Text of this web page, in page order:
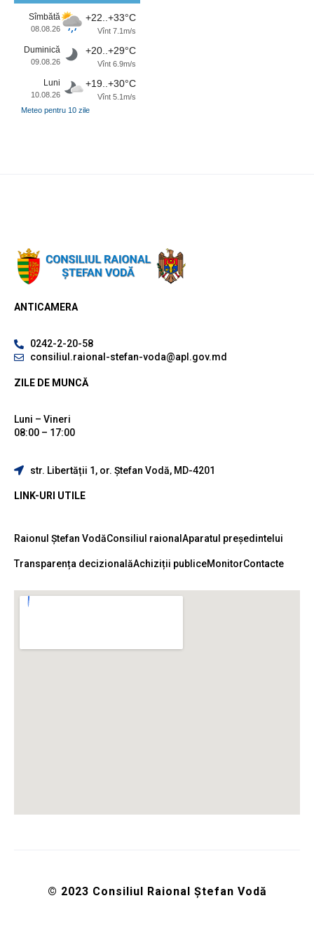
Sîmbătă
08.08.26
+22..+33°C
Vînt 7.1m/s
Duminică
09.08.26
+20..+29°C
Vînt 6.9m/s
Luni
10.08.26
+19..+30°C
Vînt 5.1m/s
Meteo pentru 10 zile
ANTICAMERA
0242-2-20-58
consiliul.raional-stefan-voda@apl.gov.md
ZILE DE MUNCĂ
Luni – Vineri
08:00 – 17:00
str. Libertății 1, or. Ștefan Vodă, MD-4201
LINK-URI UTILE
Raionul Ștefan VodăConsiliul raional Aparatul președintelui
Transparența decizionalăAchiziții publiceMonitorContacte
© 2023 Consiliul Raional Ștefan Vodă